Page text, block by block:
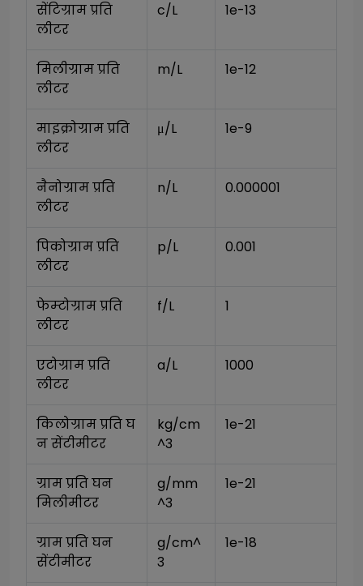
सेंटिग्राम प्रति
लीटर
c/L 1e-13
मिलीग्राम प्रति
लीटर
m/L 1e-12
माइक्रोग्राम प्रति
लीटर
μ/L 1e-9
नैनोग्राम प्रति
लीटर
n/L 0.000001
पिकोग्राम प्रति
लीटर
p/L 0.001
फेम्टोग्राम प्रति
लीटर
f/L 1
एटोग्राम प्रति
लीटर
a/L 1000
किलोग्राम प्रति घ
न सेंटीमीटर
kg/cm
^3
1e-21
ग्राम प्रति घन
मिलीमीटर
g/mm
^3
1e-21
ग्राम प्रति घन
सेंटीमीटर
g/cm^
3
1e-18